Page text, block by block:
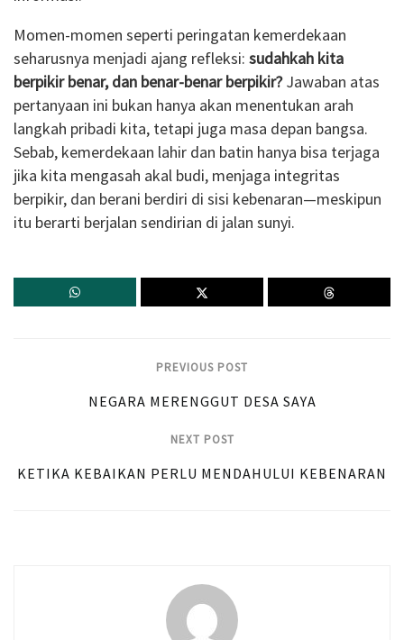
Momen-momen seperti peringatan kemerdekaan
seharusnya menjadi ajang refleksi: sudahkah kita
berpikir benar, dan benar-benar berpikir?Jawaban atas
pertanyaan ini bukan hanya akan menentukan arah
langkah pribadi kita, tetapi juga masa depan bangsa.
Sebab, kemerdekaan lahir dan batin hanya bisa terjaga
jika kita mengasah akal budi, menjaga integritas
berpikir, dan berani berdiri di sisi kebenaran—meskipun
itu berarti berjalan sendirian di jalan sunyi.
PREVIOUS POST
NEGARA MERENGGUT DESA SAYA
NEXT POST
KETIKA KEBAIKAN PERLU MENDAHULUI KEBENARAN